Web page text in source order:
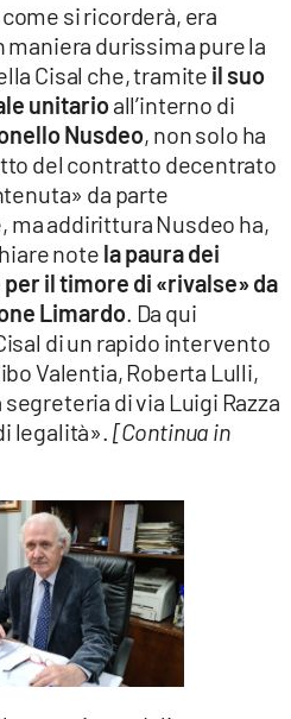
si ricorderà, era
durissima pure la
Cisal che, tramite il suo
unitarioall’interno di
Nusdeo, non solo ha
del contratto decentrato
da parte
ma addirittura Nusdeo ha,
note la paura dei
il timore di «rivalse» da
Limardo. Da qui
di un rapido intervento
Valentia, Roberta Lulli,
di via Luigi Razza
legalità». [Continua in